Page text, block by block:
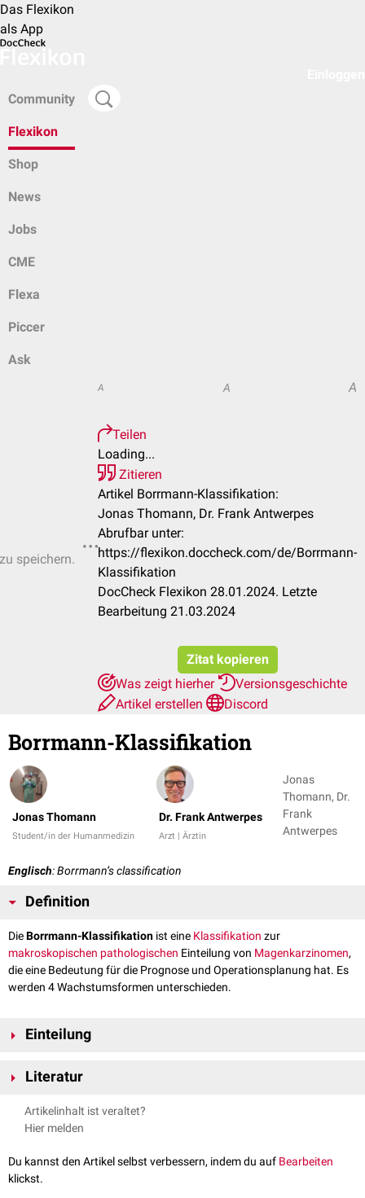
Das Flexikon
als App
Community
Flexikon
Shop
News
Jobs
CME
Flexa
Piccer
Ask
speichern.
A A A
Teilen
Loading...
Zitieren
Artikel Borrmann-Klassifikation:
Jonas Thomann, Dr. Frank Antwerpes
Abrufbar unter:
https://flexikon.doccheck.com/de/Borrmann-
Klassifikation
DocCheck Flexikon 28.01.2024. Letzte
Bearbeitung 21.03.2024
Zitat kopieren
Was zeigt hierher
Versionsgeschichte
Artikel erstellen
Discord
Borrmann-Klassifikation
Jonas Thomann
Student/in der Humanmedizin
Dr. Frank Antwerpes
Arzt | Ärztin
Jonas
Thomann, Dr.
Frank
Antwerpes
Englisch: Borrmann’s classification
Definition
DieBorrmann-Klassifikation ist eine Klassifikation zur
makroskopischen pathologischen Einteilung von Magenkarzinomen,
die eine Bedeutung für die Prognose und Operationsplanung hat. Es
werden 4 Wachstumsformen unterschieden.
Einteilung
Typ II: schüsselförmiges scharf begrenztes
Typ IV: diffus infiltrierendes (
(10%)
Die Borrmann-Klassifikation wird heute (2024) im klinischen Alltag
Literatur
Hu, Bing et al.
Gastric cancer: Classification, histology and
application of molecular pathology
S3-Leitlinie Magenkarzinom
Stand August 2019, abgerufen am
28.01.2024
Artikelinhalt ist veraltet?
Hier melden
Du kannst den Artikel selbst verbessern, indem du auf Bearbeiten
klickst.